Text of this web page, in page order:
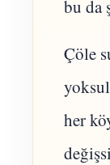
bu da
Çöle
her